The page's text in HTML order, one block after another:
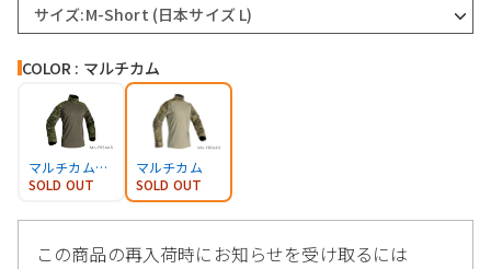
サイズ:M-Short (日本サイズ L)
COLOR : マルチカム
マルチカムトロピック
SOLD OUT
マルチカム
SOLD OUT
この商品の再入荷時にお知らせを受け取るには